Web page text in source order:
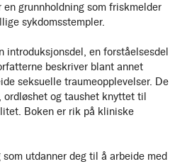
en grunnholdning som friskmelder
sykdomsstempler.
introduksjonsdel, en forståelsesdel
beskriver blant annet
seksuelle traumeopplevelser. De
ordløshet og taushet knyttet til
Boken er rik på kliniske
utdanner deg til å arbeide med